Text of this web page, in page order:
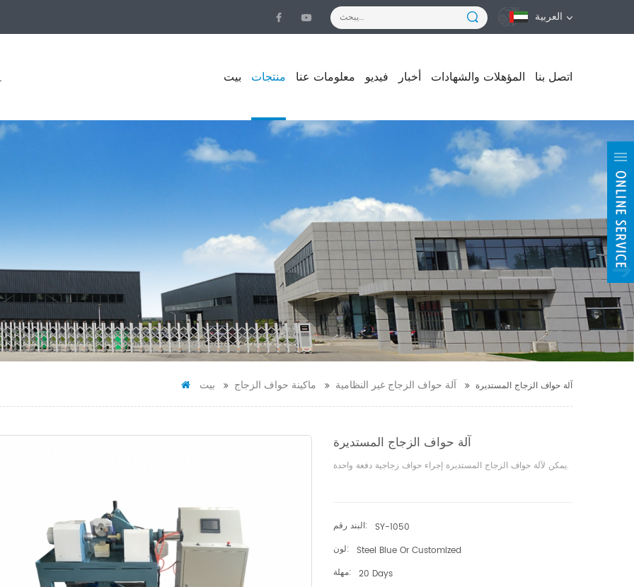
العربية
بيت منتجات معلومات عنا فيديو أخبار المؤهلات والشهادات اتصل بنا
بيت ماكينة حواف الزجاج آلة حواف الزجاج غير النظامية آلة حواف الزجاج المستديرة
آلة حواف الزجاج المستديرة
يمكن لآلة حواف الزجاج المستديرة إجراء حواف زجاجية دفعة واحدة.
البند رقم: SY-1050
لون: Steel Blue Or Customized
مهلة: 20 Days